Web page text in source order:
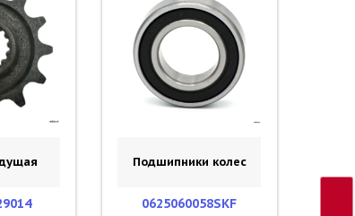
Подшипники колес
0625060058SKF